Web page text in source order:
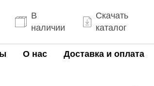
В
наличии
Скачать
каталог
О нас Доставка и оплата